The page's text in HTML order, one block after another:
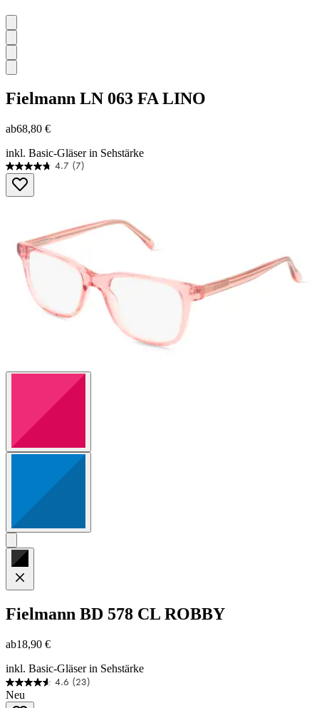
Fielmann LN 063 FA LINO
ab68,80 €
inkl. Basic-Gläser in Sehstärke
4.7 (7)
4.7
von
5
Bewertungen
Fielmann BD 578 CL ROBBY
ab18,90 €
inkl. Basic-Gläser in Sehstärke
4.6 (23)
4.6
von
Neu